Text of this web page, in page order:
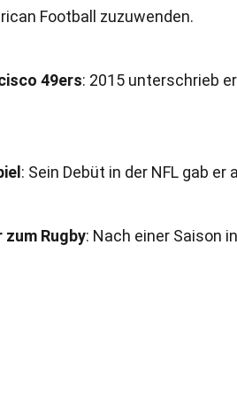
Football zuzuwenden.
49ers: 2015 unterschrieb
: Sein Debüt in der NFL gab
zum Rugby: Nach einer Saison